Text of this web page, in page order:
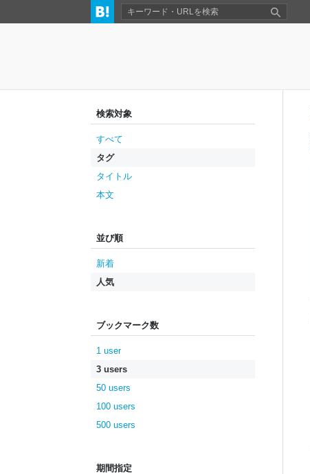
検索対象
すべて
タグ
タイトル
本文
並び順
新着
人気
ブックマーク数
1 user
3 users
50 users
100 users
500 users
期間指定